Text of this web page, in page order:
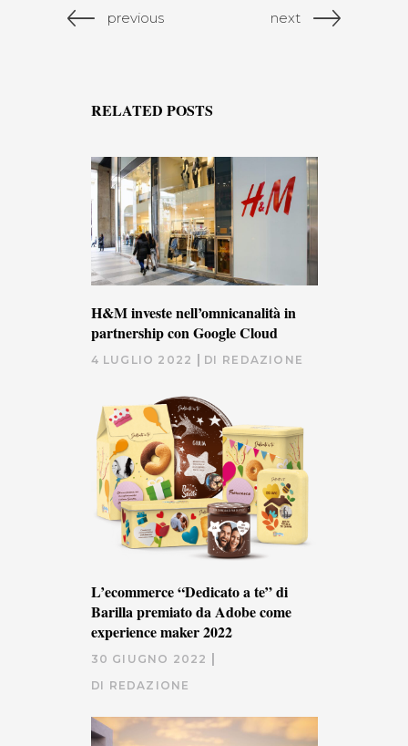
previous next
RELATED POSTS
H&M investe nell’omnicanalità in
partnership con Google Cloud
4 LUGLIO 2022 DI REDAZIONE
L’ecommerce “Dedicato a te” di
Barilla premiato da Adobe come
experience maker 2022
30 GIUGNO 2022
DI REDAZIONE